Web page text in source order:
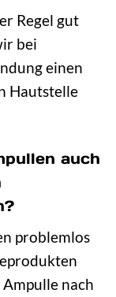
Regel gut
bei
einen
Hautstelle
auch
problemlos
nach